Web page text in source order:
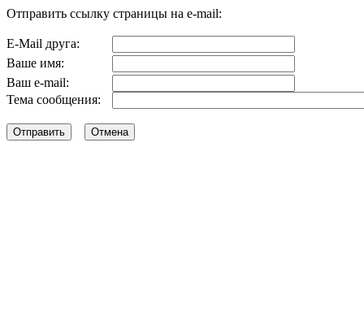
Отправить ссылку страницы на e-mail:
E-Mail друга:
Ваше имя:
Ваш e-mail:
Тема сообщения: